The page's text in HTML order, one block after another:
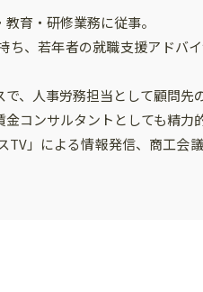
育・研修業務に従事。
ち、若年者の就職支援アドバ
、人事労務担当として顧問先
コンサルタントとしても精力
TV」による情報発信、商工会